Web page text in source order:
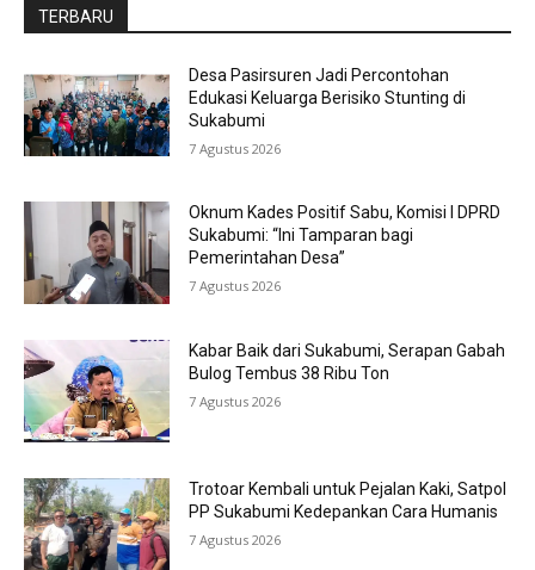
TERBARU
Desa Pasirsuren Jadi Percontohan
Edukasi Keluarga Berisiko Stunting di
Sukabumi
7 Agustus 2026
Oknum Kades Positif Sabu, Komisi I DPRD
Sukabumi: “Ini Tamparan bagi
Pemerintahan Desa”
7 Agustus 2026
Kabar Baik dari Sukabumi, Serapan Gabah
Bulog Tembus 38 Ribu Ton
7 Agustus 2026
Trotoar Kembali untuk Pejalan Kaki, Satpol
PP Sukabumi Kedepankan Cara Humanis
7 Agustus 2026